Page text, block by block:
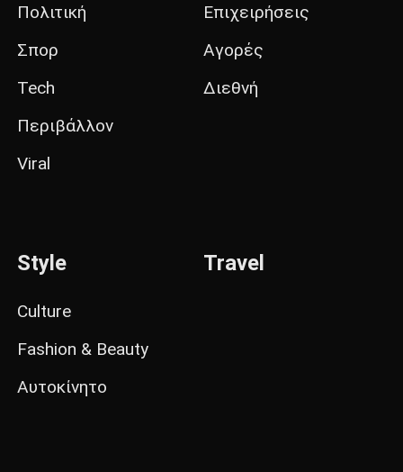
Πολιτική
Σπορ
Tech
Περιβάλλον
Viral
Επιχειρήσεις
Αγορές
Διεθνή
Style
Culture
Fashion & Beauty
Αυτοκίνητο
Travel